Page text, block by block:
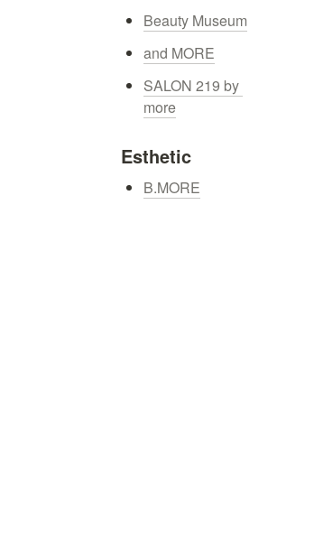
Beauty Museum
and MORE
SALON 219 by
more
Esthetic
B.MORE